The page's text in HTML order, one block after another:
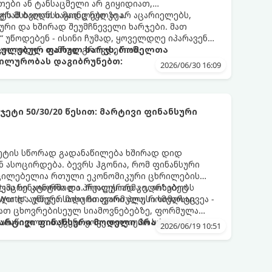
ან ტანსაცმელი არ გიყიდიათ,
ბალანსი მაინც ნულზეა.
მსხვილი საყიდლები კი არ აცარიელებს,
და ხშირად შეუმჩნეველი ხარჯები. მათ
უწოდებენ - ისინი ჩუმად, ყოველდღე იპარავენ
თანხად გროვდებიან.
ფარულ ხარჯს, რომელთა
დაგიბრუნებთ:
2026/06/30 16:09
50/30/20 წესით: მარტივი ფინანსური
სწორად გადანაწილება ხშირად დიდ
ბევრს ჰგონია, რომ ფინანსური
რთული ეკონომიკური ცხრილების
კონტროლი. რეალურად კი, არსებობს
და უნივერსალური ფორმულა, რომელსაც
სენატორმა და პროფესორმა ელიზაბეტ
აღწერა. მისი მთავარი პლუსი სიმარტივეა -
ცხოვრებისეულ სიამოვნებებზე, ფორმულა
თქვენი ყოველთვიური სუფთა
ფინანსური მოდელი პრაქტიკაში:
2026/06/19 10:51